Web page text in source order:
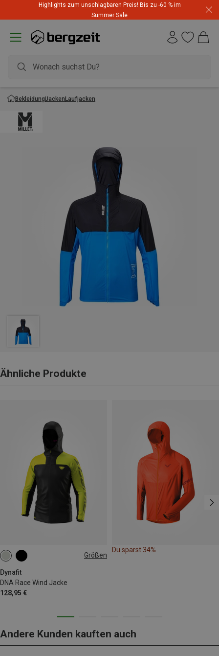
Highlights zum unschlagbaren Preis! Bis zu -60 % im
Summer Sale
BekleidungJackenLaufjacken
Ähnliche Produkte
Größen
Dynafit
DNA Race Wind Jacke
128,95 €
XS S
Du sparst 34%
Andere Kunden kauften auch